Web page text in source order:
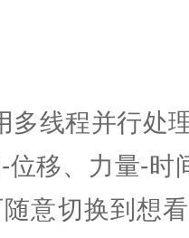
多线程并行处
位移、力量-时
意切换到想